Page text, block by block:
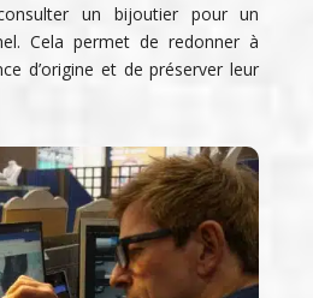
un bijoutier pour un
Cela permet de redonner à
d’origine et de préserver leur